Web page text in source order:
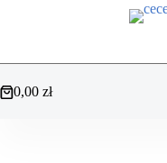
Koszyk
0,00 zł